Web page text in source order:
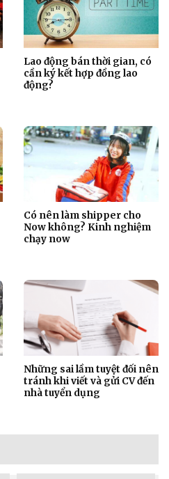
Lao động bán thời gian, có
cần ký kết hợp đồng lao
động?
Có nên làm shipper cho
Now không? Kinh nghiệm
chạy now
Những sai lầm tuyệt đối nên
tránh khi viết và gửi CV đến
nhà tuyển dụng